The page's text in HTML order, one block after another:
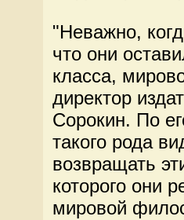
"Неважно,
что они
класса,
директор
Сорокин. По
такого рода
возвращать
которого они
мировой